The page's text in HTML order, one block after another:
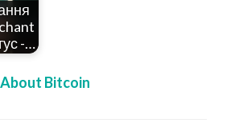
-…
About Bitcoin